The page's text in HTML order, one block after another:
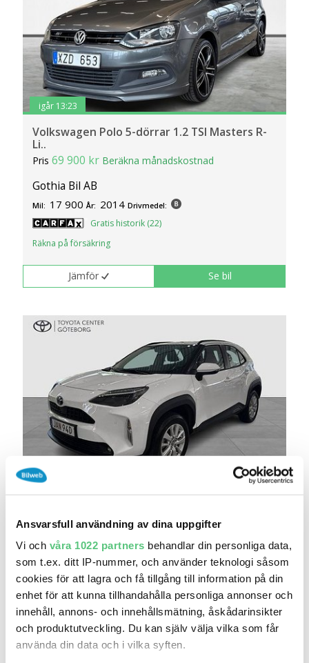
Ansvarsfull användning av dina uppgifter
Vi och våra 1022 partners behandlar din personliga data,
som t.ex. ditt IP-nummer, och använder teknologi såsom
cookies för att lagra och få tillgång till information på din
enhet för att kunna tillhandahålla personliga annonser och
innehåll, annons- och innehållsmätning, åskådarinsikter
och produktutveckling. Du kan själv välja vilka som får
använda din data och i vilka syften.
igår 13:23
Volkswagen Polo 5-dörrar 1.2 TSI Masters R-
Li..
Pris69 900 kr Beräkna månadskostnad
Gothia Bil AB
Mil: 17 900 År: 2014 Drivmedel:
Gratis historik (22)
Räkna på försäkring
Jämför Se bil
igår 12:21
Toyota Yaris Cross 1,5 HYBRID ACTIVE
Pris259 900 kr Beräkna månadskostnad
Toyota Center Göteborg AB, Bäckebol
Mil: 3 709 År:
Gratis historik (7)
Räkna på försäkring
Jämför